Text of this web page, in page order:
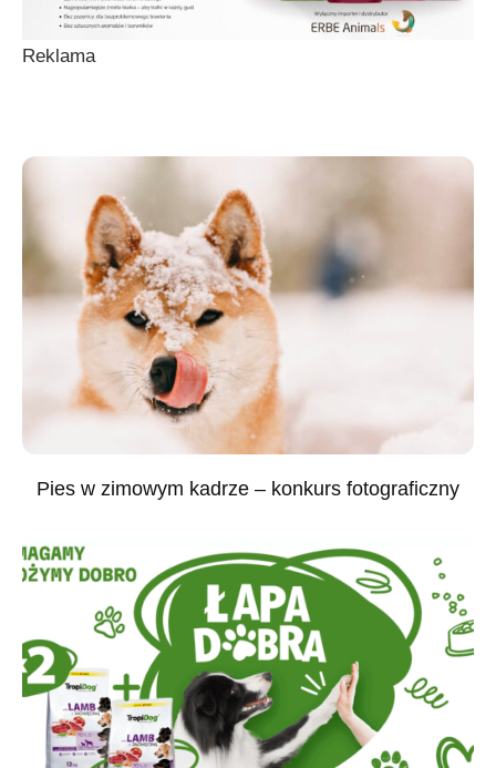
Reklama
Pies w zimowym kadrze – konkurs fotograficzny